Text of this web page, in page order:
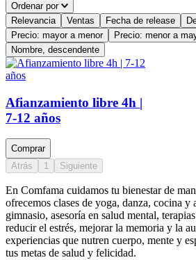
Ordenar por
Relevancia
Ventas Fecha de release
Precio: mayor a menor
Precio: menor a
Nombre, descendente
Afianzamiento libre 4h |
7-12 años
Comprar
Atrás
1 Siguiente
En Comfama cuidamos tu bienestar de
ofrecemos clases de yoga, danza, cocina y
gimnasio, asesoría en salud mental,
reducir el estrés, mejorar la memoria y la
experiencias que nutren cuerpo, mente y
tus metas de salud y felicidad.